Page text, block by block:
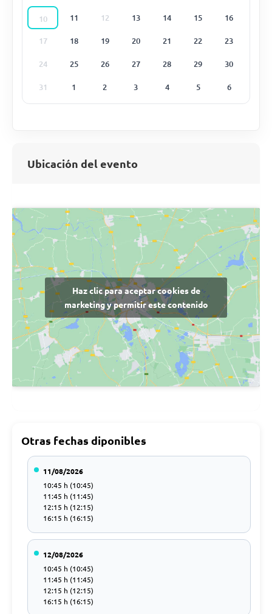
10 11 12 13 14 15 16
17 18 19 20 21 22 23
24 25 26 27 28 29 30
31 1 2 3 4 5 6
Ubicación del evento
Haz clic para aceptar cookies de
marketing y permitir este contenido
Otras fechas diponibles
11/08/2026
10:45 h (10:45)
11:45 h (11:45)
12:15 h (12:15)
16:15 h (16:15)
12/08/2026
10:45 h (10:45)
11:45 h (11:45)
12:15 h (12:15)
16:15 h (16:15)